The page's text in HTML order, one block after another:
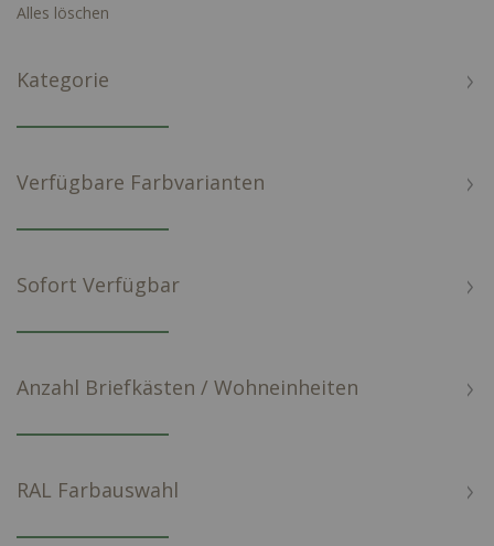
Alles löschen
Kategorie
Verfügbare Farbvarianten
Sofort Verfügbar
Anzahl Briefkästen / Wohneinheiten
RAL Farbauswahl